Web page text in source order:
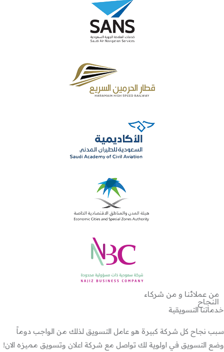
من عملائنا و من شركاء
النجاح
خدماتنا التسويقية
سبب نجاح كل شركة كبيرة هو عامل التسويق لذلك من الواجب دوماً
وضع التسويق في اولوية لك تواصل مع شركة اعلان وتسويق مميزه الان!